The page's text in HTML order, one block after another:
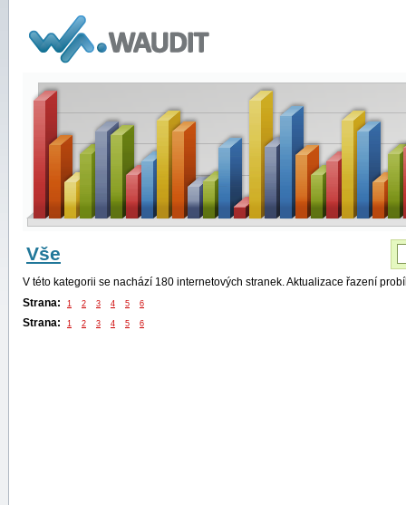
Vše
V této kategorii se nachází 180 internetových stranek. Aktualizace řazení
Strana:
1 2 3 4 5 6
Strana: 1 2 3 4 5 6